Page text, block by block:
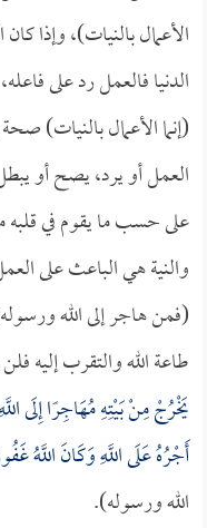
الأعمال بالنيات)، وإذا
الدنيا فالعمل رد على
(إنما الأعمال بالنيات)
العمل أو يرد، يصح أو
على حسب ما يقوم في
والنية هي الباعث على
(فمن هاجر إلى الله
طاعة الله والتقرب إليه
يَخْرُجْ مِنْ بَيْتِهِ مُهَاجِرًا إِلَى
أَجْرُهُ عَلَى اللَّهِ وَكَانَ اللَّهُ
الله ورسوله).